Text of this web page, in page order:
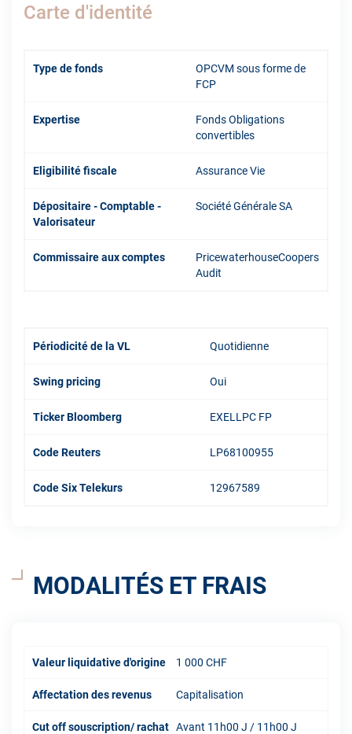
Carte d'identité
Type de fonds
OPCVM sous forme de
FCP
Expertise
Fonds Obligations
convertibles
Eligibilité fiscale Assurance Vie
Dépositaire - Comptable -
Valorisateur
Société Générale SA
Commissaire aux comptes
PricewaterhouseCoopers
Audit
Périodicité de la VL Quotidienne
Swing pricing Oui
Ticker Bloomberg EXELLPC FP
Code Reuters LP68100955
Code Six Telekurs 12967589
MODALITÉS ET FRAIS
Valeur liquidative d'origine 1 000 CHF
Affectation des revenus Capitalisation
Cut off souscription/ rachat Avant 11h00 J / 11h00 J